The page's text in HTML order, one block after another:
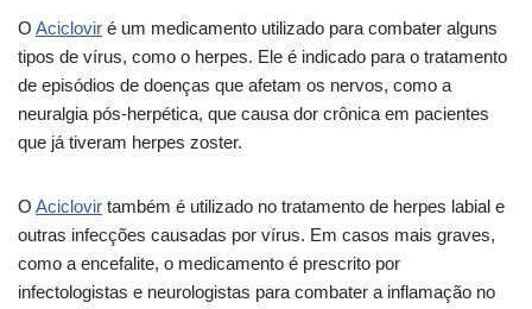
O Aciclovir é um medicamento utilizado para combater alguns
tipos de vírus, como o herpes. Ele é indicado para o tratamento
de episódios de doenças que afetam os nervos, como a
neuralgia pós-herpética, que causa dor crônica em pacientes
que já tiveram herpes zoster.
O Aciclovir também é utilizado no tratamento de herpes labial e
outras infecções causadas por vírus. Em casos mais graves,
como a encefalite, o medicamento é prescrito por
infectologistas e neurologistas para combater a inflamação no